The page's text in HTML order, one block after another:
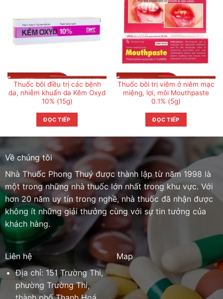
Thuốc bôi điều trị các bệnh
da, nhiễm khuẩn da Kẽm Oxyd
10% (15g)
ĐỌC TIẾP
Thuốc bôi trị viêm ở niêm mạc
miệng, lợi, môi Mouthpaste
0.1% (5g)
ĐỌC TIẾP
Về chúng tôi
Nhà Thuốc Phong Thuý được thành lập từ năm 1998 là
một trong những nhà thuốc lớn nhất trong khu vực. Với
hơn 20 năm uy tín trong nghề, nhà thuốc đã nhận được
không ít những giải thưởng cùng với sự tin tưởng của
khách hàng.
Liên hệ
Địa chỉ: 151 Trường Thi,
phường Trường Thi,
Map